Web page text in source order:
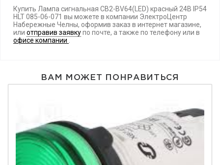
Купить Лампа сигнальная CB2-BV64(LED) красный 24В IP54
HLT 085-06-071 вы можете в компании ЭлектроЦентр
Набережные Челны, оформив заказ в интернет магазине,
или отправив заявкупо почте, а также по телефонуили в
офисе компании
ВАМ МОЖЕТ ПОНРАВИТЬСЯ